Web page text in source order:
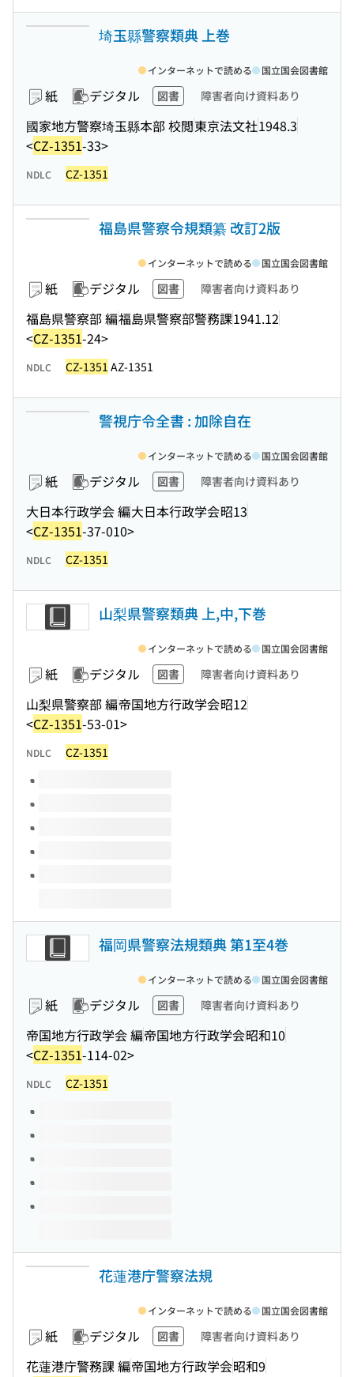
埼玉縣警察類典 上巻
紙 デジタル 図書 障害者向け資料あり
國家地方警察埼玉縣本部 校閲東京法文社1948.3
<CZ-1351-33>
インターネットで読める 国立国会図書館
NDLC CZ-1351
福島県警察令規類纂 改訂2版
紙 デジタル 図書 障害者向け資料あり
福島県警察部 編福島県警察部警務課1941.12
<CZ-1351-24>
インターネットで読める 国立国会図書館
NDLC CZ-1351 AZ-1351
警視庁令全書 : 加除自在
紙 デジタル 図書 障害者向け資料あり
大日本行政学会 編大日本行政学会昭13
<CZ-1351-37-010>
インターネットで読める 国立国会図書館
NDLC CZ-1351
山梨県警察類典 上,中,下巻
紙 デジタル 図書 障害者向け資料あり
山梨県警察部 編帝国地方行政学会昭12
<CZ-1351-53-01>
インターネットで読める 国立国会図書館
NDLC CZ-1351
このタイトルの巻号
福岡県警察法規類典 第1至4巻
紙 デジタル 図書 障害者向け資料あり
帝国地方行政学会 編帝国地方行政学会昭和10
<CZ-1351-114-02>
インターネットで読める 国立国会図書館
NDLC CZ-1351
このタイトルの巻号
花蓮港庁警察法規
紙 デジタル 図書 障害者向け資料あり
花蓮港庁警務課 編帝国地方行政学会昭和9
インターネットで読める 国立国会図書館